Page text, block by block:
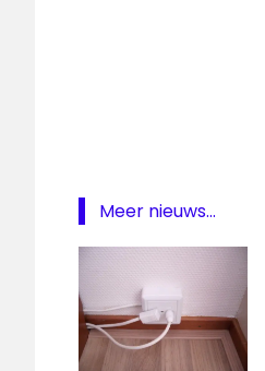
Play
stream
televisie
Meer nieuws...